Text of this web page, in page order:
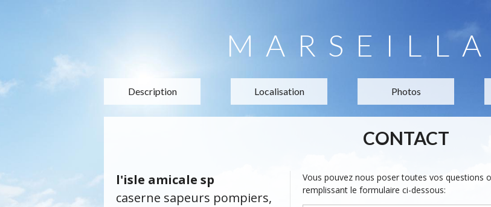
Description Localisation Photos
CONTACT
l'isle amicale sp
caserne sapeurs pompiers,
Vous pouvez nous poser toutes vos questions
remplissant le formulaire ci-dessous: